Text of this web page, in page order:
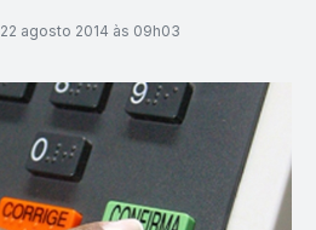
22 agosto 2014 às 09h03